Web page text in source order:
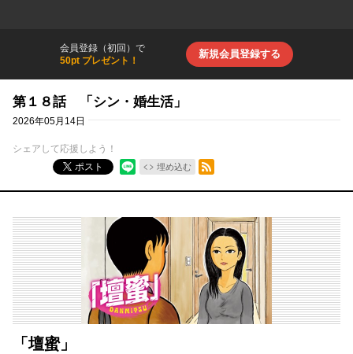
会員登録（初回）で
50pt プレゼント！
新規会員登録する
第１８話 「シン・婚生活」
2026年05月14日
シェアして応援しよう！
ポスト
埋め込む
RSSフィード
「壇蜜」